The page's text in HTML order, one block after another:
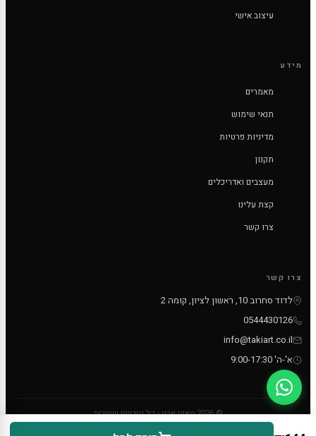
עיצוב אישי
מידע
מאמרים
תנאי שימוש
מדיניות פרטיות
תקנון
מעצבים ואדריכלים
קצת עלינו
צרו קשר
צרו קשר
לדוד סחרוב 10, ראשון לציון, קומה 2
0544430126
info@takiart.co.il
א'-ה' 9:00-17:30
© 2026 טאקי ארט - כל הזכויות שמורות